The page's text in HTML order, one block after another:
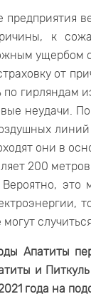
предприятия
к
ущербом
от
по гирляндам
неудачи.
они в
200
это
Апатиты
и
года на